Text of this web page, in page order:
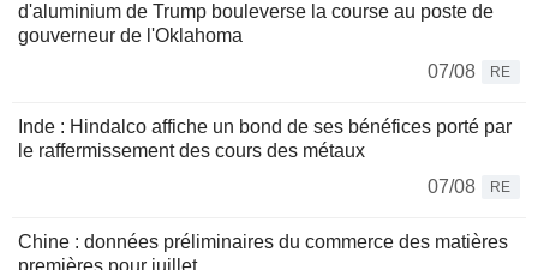
d'aluminium de Trump bouleverse la course au poste de
gouverneur de l'Oklahoma
07/08
RE
Inde : Hindalco affiche un bond de ses bénéfices porté par
le raffermissement des cours des métaux
07/08
RE
Chine : données préliminaires du commerce des matières
premières pour juillet